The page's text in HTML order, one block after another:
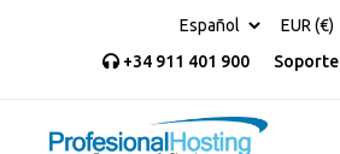
+34 911 401 900 Soporte